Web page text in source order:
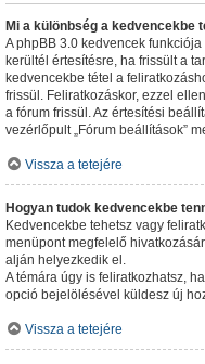
Mi a különbség a kedvencekbe
A phpBB 3.0 kedvencek
kerültél értesítésre, ha frissült a
kedvencekbe tétel a
frissül. Feliratkozáskor, ezzel
a fórum frissül. Az értesítési
vezérlőpult „Fórum beállítások”
Vissza a tetejére
Hogyan tudok kedvencekbe
Kedvencekbe tehetsz vagy
menüpont megfelelő
alján helyezkedik el.
A témára úgy is feliratkozhatsz,
opció bejelölésével küldesz új
Vissza a tetejére